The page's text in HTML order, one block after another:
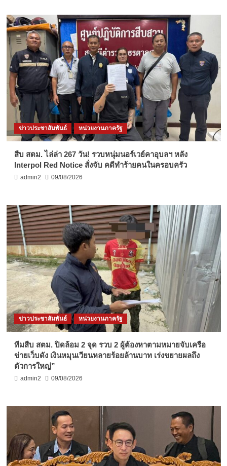
ข่าวประชาสัมพันธ์ หน่วยงานภาครัฐ
สืบ สตม. ไล่ล่า 267 วัน! รวบหนุ่มนอร์เวย์คาอุบลฯ หลัง
Interpol Red Notice สั่งจับ คดีทำร้ายคนในครอบครัว
admin2 09/08/2026
ข่าวประชาสัมพันธ์ หน่วยงานภาครัฐ
ทีมสืบ สตม. ปิดล้อม 2 จุด รวบ 2 ผู้ต้องหาตามหมายจับเครือ
ข่ายเว็บดัง เงินหมุนเวียนหลายร้อยล้านบาท เร่งขยายผลถึง
ตัวการใหญ่”
admin2 09/08/2026